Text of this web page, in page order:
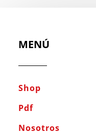
MENÚ
Shop
Pdf
Nosotros